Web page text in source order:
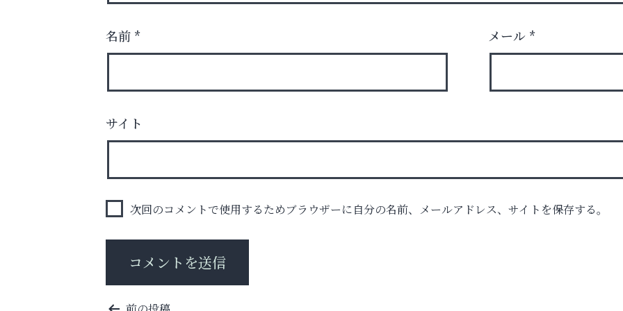
お一人おひとりに合う治療をご提案
阪神相続相談協会
名前 * メール *
サイト
次回のコメントで使用するためブラウザーに自分の名前、メールアドレス、サイトを保存する。